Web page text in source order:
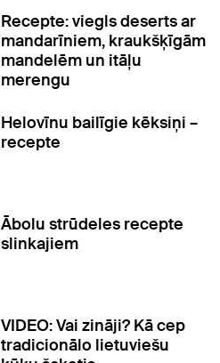
Recepte: viegls deserts ar
mandarīniem, kraukšķīgām
mandelēm un itāļu
merengu
Helovīnu bailīgie kēksiņi –
recepte
Ābolu strūdeles recepte
slinkajiem
VIDEO: Vai zināji? Kā cep
tradicionālo lietuviešu